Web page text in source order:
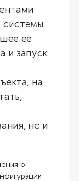
системы
её
и запуск
на
но и
о